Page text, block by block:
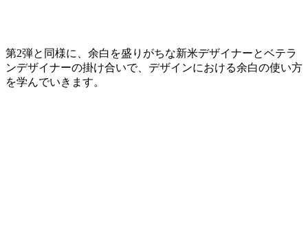
第2弾と同様に、余白を盛りがちな新米デザイナーとベテラ
ンデザイナーの掛け合いで、デザインにおける余白の使い方
を学んでいきます。